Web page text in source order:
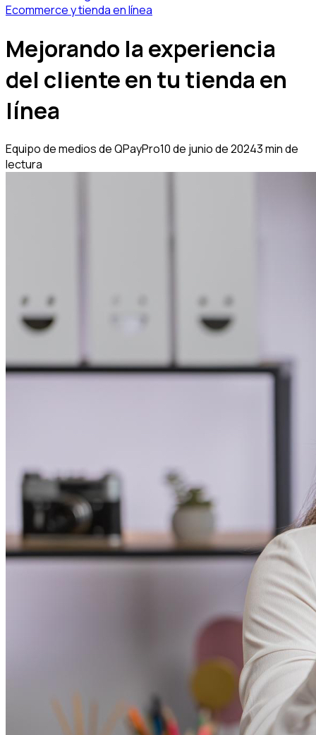
Ecommerce y tienda en línea
Mejorando la experiencia
del cliente en tu tienda en
línea
Equipo de medios de QPayPro10 de junio de 20243 min de
lectura